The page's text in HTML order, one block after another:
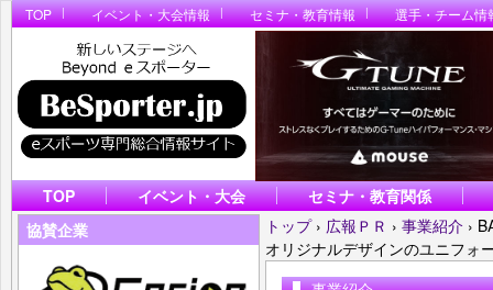
TOP イベント・大会情報 セミナ・教育情報 選手・チーム情
TOP イベント・大会
セミナ・教育関係
協賛企業
トップ › 広報ＰＲ › 事業紹介 ›
オリジナルデザインのユニフォ